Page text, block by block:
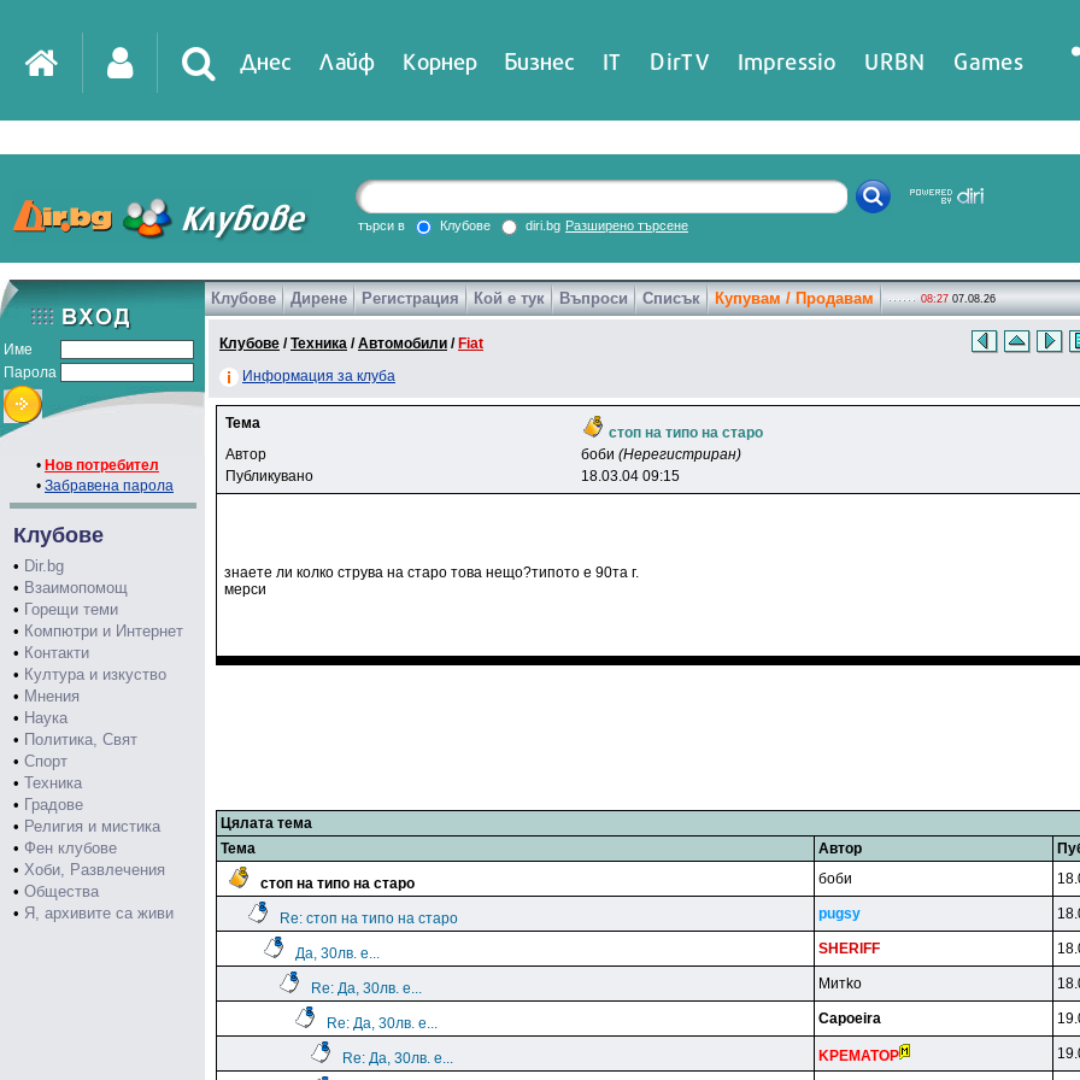
Днес Лайф Корнер Бизнес IT DirTV Impressio URBN Games
търси в Клубове diri.bg Разширено търсене
Име
Парола
• Нов потребител
• Забравена парола
Клубове
• Dir.bg
• Взаимопомощ
• Горещи теми
• Компютри и Интернет
• Контакти
• Култура и изкуство
• Мнения
• Наука
• Политика, Свят
• Спорт
• Техника
• Градове
• Религия и мистика
• Фен клубове
• Хоби, Развлечения
• Общества
• Я, архивите са живи
Клубове Дирене Регистрация Кой е тук Въпроси Списък Купувам / Продавам 08:27 07.08.26
Клубове /Техника /Автомобили / Fiat
Информация за клуба
Тема
стоп на типо на старо
Автор
бoби (Нерегистриран)
Публикувано
18.03.04 09:15
знаете ли колко струва на старо това нещо?типото е 90та г.
мерси
Цялата тема
Тема
Автор
стоп на типо на старо бoби
Re: стоп на типо на старо pugsy
Да, 30лв. е... SHERlFF
Re: Да, 30лв. е... Mитko
Re: Да, 30лв. е... Capoeira
Re: Да, 30лв. е... KPEMATOP